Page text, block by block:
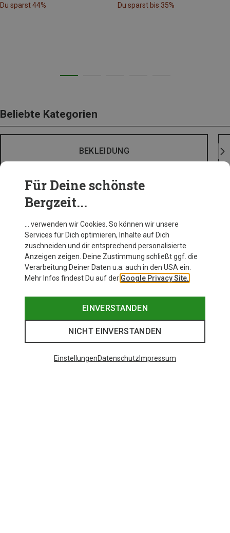
Du sparst 44% Du sparst bis 35%
Beliebte Kategorien
BEKLEIDUNG
Für Deine schönste
Bergzeit...
… verwenden wir Cookies. So können wir unsere
Services für Dich optimieren, Inhalte auf Dich
zuschneiden und dir entsprechend personalisierte
Anzeigen zeigen. Deine Zustimmung schließt ggf. die
Verarbeitung Deiner Daten u.a. auch in den USA ein.
Mehr Infos findest Du auf der Google Privacy Site.
EINVERSTANDEN
NICHT EINVERSTANDEN
EinstellungenDatenschutz Impressum